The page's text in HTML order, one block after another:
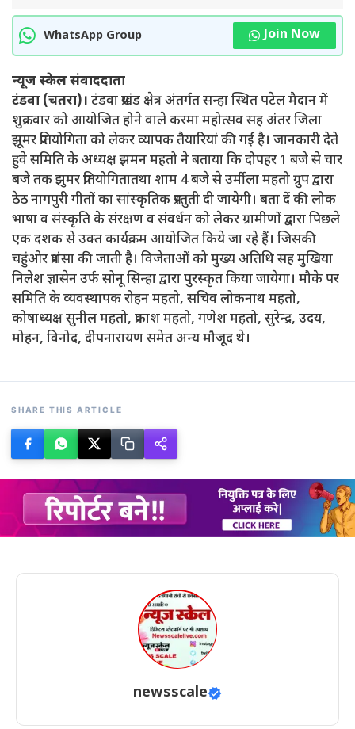
WhatsApp Group Join Now
न्यूज स्केल संवाददाता
टंडवा (चतरा)। टंडवा प्रखंड क्षेत्र अंतर्गत सन्हा स्थित पटेल मैदान में
शुक्रवार को आयोजित होने वाले करमा महोत्सव सह अंतर जिला
झूमर प्रतियोगिता को लेकर व्यापक तैयारियां की गई है। जानकारी देते
हुवे समिति के अध्यक्ष झमन महतो ने बताया कि दोपहर 1 बजे से चार
बजे तक झुमर प्रतियोगितातथा शाम 4 बजे से उर्मीला महतो ग्रुप द्वारा
ठेठ नागपुरी गीतों का सांस्कृतिक प्रस्तुती दी जायेगी। बता दें की लोक
भाषा व संस्कृति के संरक्षण व संवर्धन को लेकर ग्रामीणों द्वारा पिछले
एक दशक से उक्त कार्यक्रम आयोजित किये जा रहे हैं। जिसकी
चहुंओर प्रशंसा की जाती है। विजेताओं को मुख्य अतिथि सह मुखिया
निलेश ज्ञासेन उर्फ सोनू सिन्हा द्वारा पुरस्कृत किया जायेगा। मौके पर
समिति के व्यवस्थापक रोहन महतो, सचिव लोकनाथ महतो,
कोषाध्यक्ष सुनील महतो, प्रकाश महतो, गणेश महतो, सुरेन्द्र, उदय,
मोहन, विनोद, दीपनारायण समेत अन्य मौजूद थे।
SHARE THIS ARTICLE
newsscale